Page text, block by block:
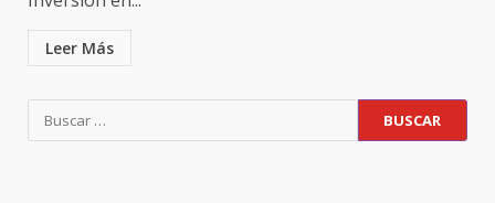
Leer Más
Buscar: